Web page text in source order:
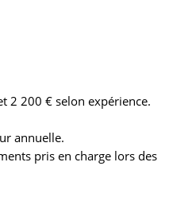
2 200 € selon expérience.
annuelle.
pris en charge lors des